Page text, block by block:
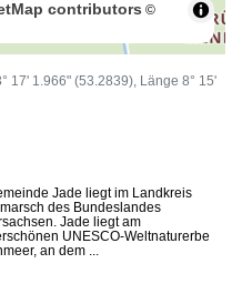
contributors ©
17' 1.966" (53.2839), Länge 8° 15'
Jade liegt im Landkreis
des Bundeslandes
Jade liegt am
UNESCO-Weltnaturerbe
an dem ...